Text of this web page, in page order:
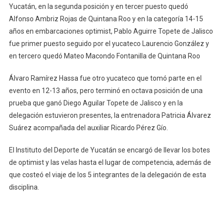
Yucatán, en la segunda posición y en tercer puesto quedó
Alfonso Ambriz Rojas de Quintana Roo y en la categoría 14-15
años en embarcaciones optimist, Pablo Aguirre Topete de Jalisco
fue primer puesto seguido por el yucateco Laurencio González y
en tercero quedó Mateo Macondo Fontanilla de Quintana Roo
Álvaro Ramírez Hassa fue otro yucateco que tomó parte en el
evento en 12-13 años, pero terminó en octava posición de una
prueba que ganó Diego Aguilar Topete de Jalisco y en la
delegación estuvieron presentes, la entrenadora Patricia Álvarez
Suárez acompañada del auxiliar Ricardo Pérez Gío.
El Instituto del Deporte de Yucatán se encargó de llevar los botes
de optimist y las velas hasta el lugar de competencia, además de
que costeó el viaje de los 5 integrantes de la delegación de esta
disciplina.